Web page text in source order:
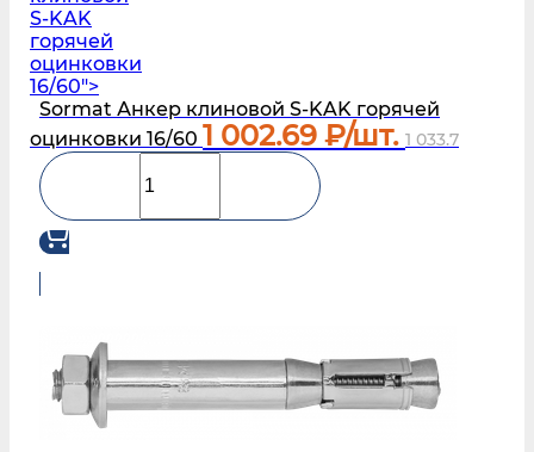
S‑KAK
горячей
оцинковки
16/60">
Sormat Анкер клиновой S‑KAK горячей
оцинковки 16/60 1 002.69 ₽/шт. 1 033.7